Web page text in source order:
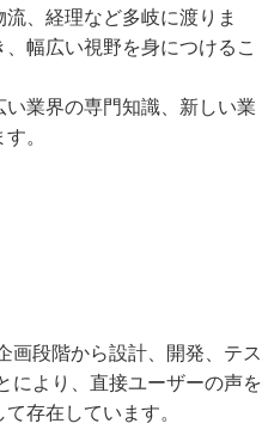
、経理など多岐に渡りま
幅広い視野を身につけるこ
業界の専門知識、新しい業
。
画段階から設計、開発、テス
により、直接ユーザーの声を
存在しています。